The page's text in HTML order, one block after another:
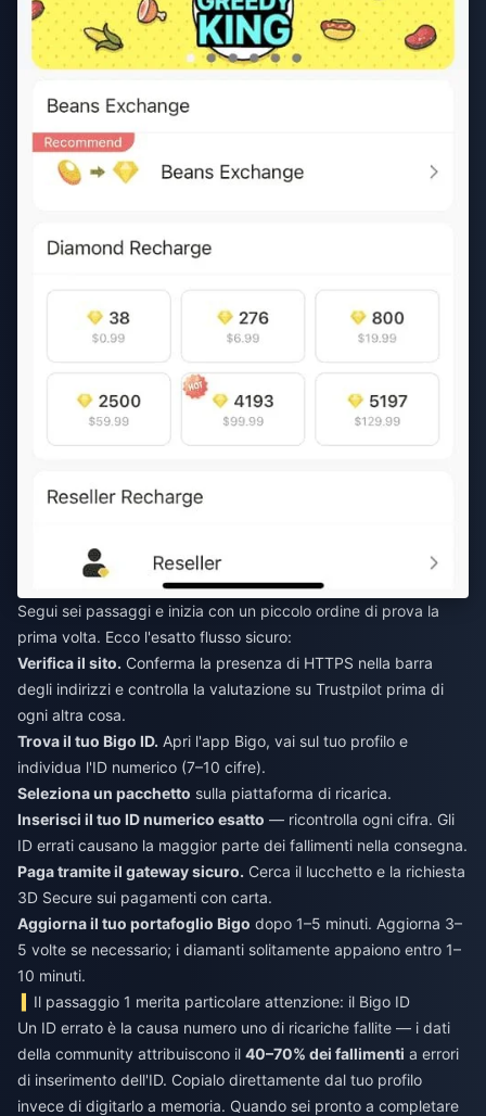
Segui sei passaggi e inizia con un piccolo ordine di prova la
prima volta. Ecco l'esatto flusso sicuro:
Verifica il sito. Conferma la presenza di HTTPS nella barra
degli indirizzi e controlla la valutazione su Trustpilot prima di
ogni altra cosa.
Trova il tuo Bigo ID. Apri l'app Bigo, vai sul tuo profilo e
individua l'ID numerico (7–10 cifre).
Seleziona un pacchetto sulla piattaforma di ricarica.
Inserisci il tuo ID numerico esatto — ricontrolla ogni cifra. Gli
ID errati causano la maggior parte dei fallimenti nella consegna.
Paga tramite il gateway sicuro. Cerca il lucchetto e la richiesta
3D Secure sui pagamenti con carta.
Aggiorna il tuo portafoglio Bigo dopo 1–5 minuti. Aggiorna 3–
5 volte se necessario; i diamanti solitamente appaiono entro 1–
10 minuti.
Il passaggio 1 merita particolare attenzione: il Bigo ID
Un ID errato è la causa numero uno di ricariche fallite — i dati
della community attribuiscono il 40–70% dei fallimenti a errori
di inserimento dell'ID. Copialo direttamente dal tuo profilo
invece di digitarlo a memoria. Quando sei pronto a completare